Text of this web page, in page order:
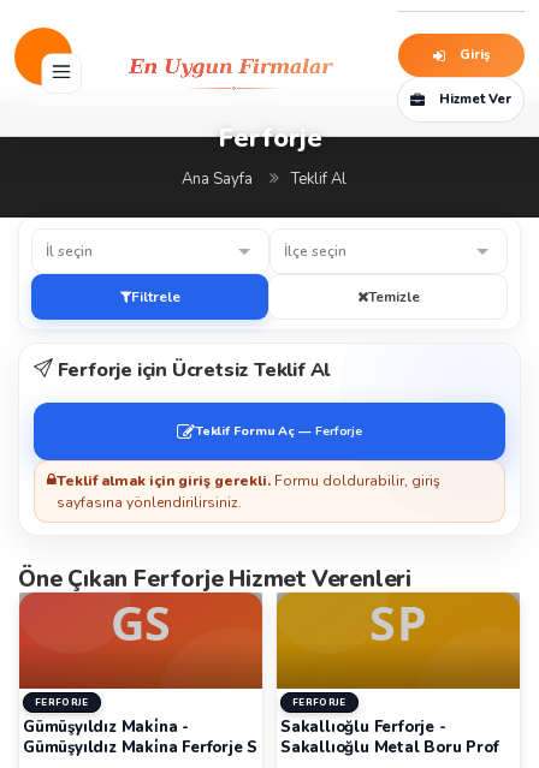
Giriş
Hizmet Ver
Ferforje
Ana Sayfa Teklif Al
İl seçin İlçe seçin
Filtrele Temizle
Ferforje için Ücretsiz Teklif Al
Teklif Formu Aç — Ferforje
Teklif almak için giriş gerekli. Formu doldurabilir, giriş
sayfasına yönlendirilirsiniz.
Öne Çıkan Ferforje Hizmet Verenleri
FERFORJE
Gümüşyıldız Maki̇na -
Gümüşyıldız Maki̇na Ferforje S
FERFORJE
Sakallıoğlu Ferforje -
Sakallıoğlu Metal Boru Prof